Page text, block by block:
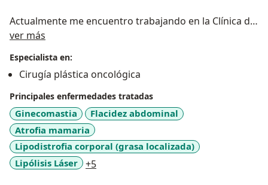
Actualmente me encuentro trabajando en la Clínica de
Occidente, Clínica Desa, Clínica Nueva Rafael Uribe
consultorios privados en la ciudad de Cali y en la
ciudad de Bogotá.
Me caracterizo por la búsqueda de resultados
naturales y alta satisfacción en sus pacientes. Así
mismo he participado de múltiples jornadas de
reconstrucción mamaria para ayudar a las mujeres
más necesitadas a superar los estigmas de esta
ver más
Especialista en:
Cirugía plástica oncológica
Principales enfermedades tratadas
Ginecomastia
Flacidez abdominal
Atrofia mamaria
Lipodistrofia corporal (grasa localizada)
Lipólisis Láser
+5a11y_sr_more_diseases